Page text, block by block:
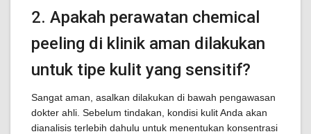
2. Apakah perawatan chemical
peeling di klinik aman dilakukan
untuk tipe kulit yang sensitif?
Sangat aman, asalkan dilakukan di bawah pengawasan
dokter ahli. Sebelum tindakan, kondisi kulit Anda akan
dianalisis terlebih dahulu untuk menentukan konsentrasi